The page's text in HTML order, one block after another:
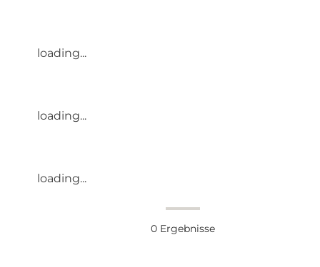
loading...
loading...
loading...
0 Ergebnisse